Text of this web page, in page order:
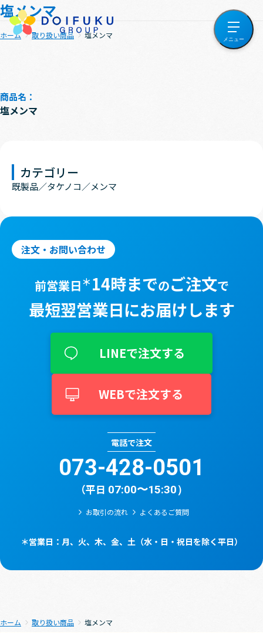
塩メンマ
ホーム 取り扱い商品 塩メンマ
商品名：
塩メンマ
カテゴリー
既製品 タケノコ メンマ
注文・お問い合わせ
前営業日＊ 14時までのご注文で
最短翌営業⽇にお届けします
LINEで注文する
WEBで注文する
電話で注文
073-428-0501​
（平日 07:00〜15:30）
お取引の流れ よくあるご質問
＊営業⽇：⽉、⽕、⽊、⾦、⼟（⽔・⽇・祝⽇を除く平⽇）
ホーム 取り扱い商品 塩メンマ